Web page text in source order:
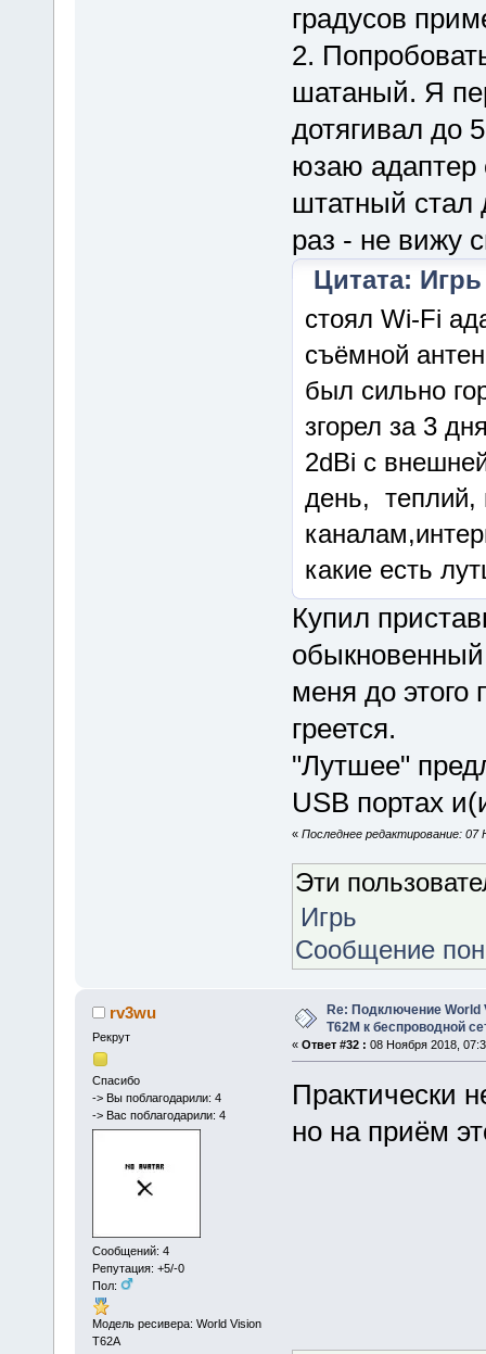
градусов
2.
шатаный. Я
дотягивал до
юзаю адаптер
штатный стал
раз - не вижу
Цитата:
стоял Wi-Fi
съёмной
был сильно
згорел за 3
2dBi c
день, теплий,
какие есть
Купил
меня до этого
греется.
"Лутшее"
USB портах
« Последнее редактирование: 07
Эти
Игрь
Сообщение
rv3wu
Рекрут
Спасибо
-> Вы поблагодарили: 4
-> Вас поблагодарили: 4
Сообщений: 4
Репутация: +5/-0
Пол:
Модель ресивера: World Vision
T62A
Re: Подключение World
Т62М к беспроводной
« Ответ #32 : 08 Ноября 2018,
Практически
но на приём